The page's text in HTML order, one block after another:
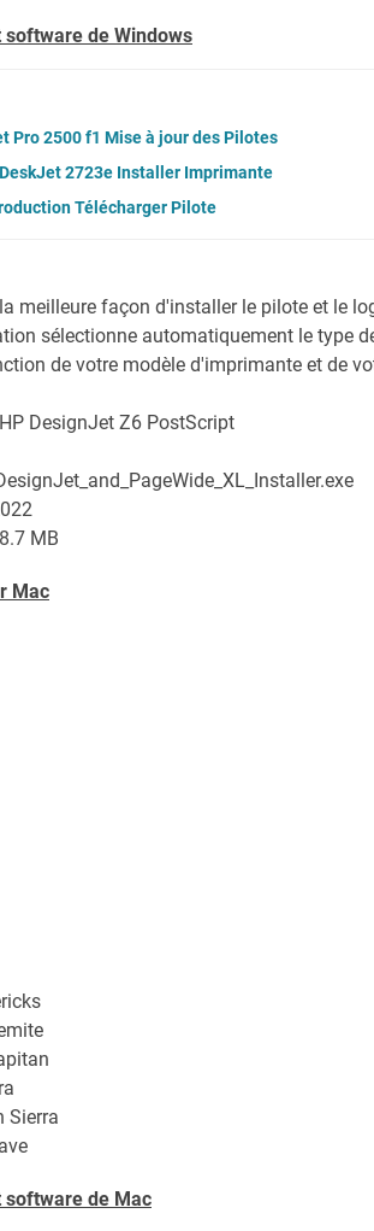
de Windows
Pro 2500 f1 Mise à jour des Pilotes
2723e Installer Imprimante
Télécharger Pilote
meilleure façon d'installer le pilote et le
sélectionne automatiquement le type
de votre modèle d'imprimante et de
DesignJet Z6 PostScript
MB
Mac
Sierra
software de Mac